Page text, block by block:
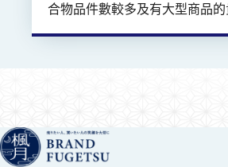
合物品件數較多及有大型商品的